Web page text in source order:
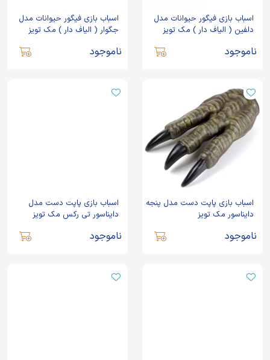
اسباب بازی فیگور حیوانات مدل
دلفین ( الیاف دار ) مک تویز
ناموجود
اسباب بازی فیگور حیوانات مدل
جگوار ( الیاف دار ) مک تویز
ناموجود
اسباب بازی پاپت دست مدل پنجه
دایناسور مک تویز
ناموجود
اسباب بازی پاپت دست مدل
دایناسور تی رکس مک تویز
ناموجود